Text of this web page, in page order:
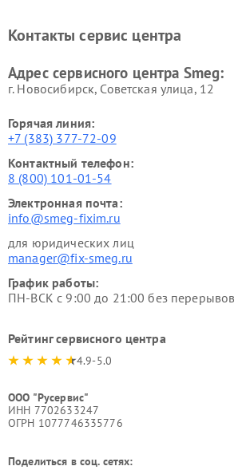
Контакты сервис центра
Адрес сервисного центра Smeg:
г. Новосибирск, Советская улица, 12
Горячая линия:
+7 (383) 377-72-09
Контактный телефон:
8 (800) 101-01-54
Электронная почта:
info@smeg-fixim.ru
для юридических лиц
manager@fix-smeg.ru
График работы:
ПН-ВСК с 9:00 до 21:00 без
Рейтинг сервисного центра
4.9-5.0
ООО "Русервис"
ИНН 7702633247
ОГРН 1077746335776
Поделиться в соц. сетях: